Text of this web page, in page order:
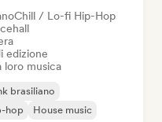
Chill / Lo-fi Hip-Hop
edizione
loro musica
brasiliano
hop
House music